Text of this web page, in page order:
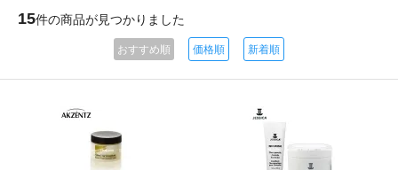
15件の商品が見つかりました
おすすめ順 価格順 新着順